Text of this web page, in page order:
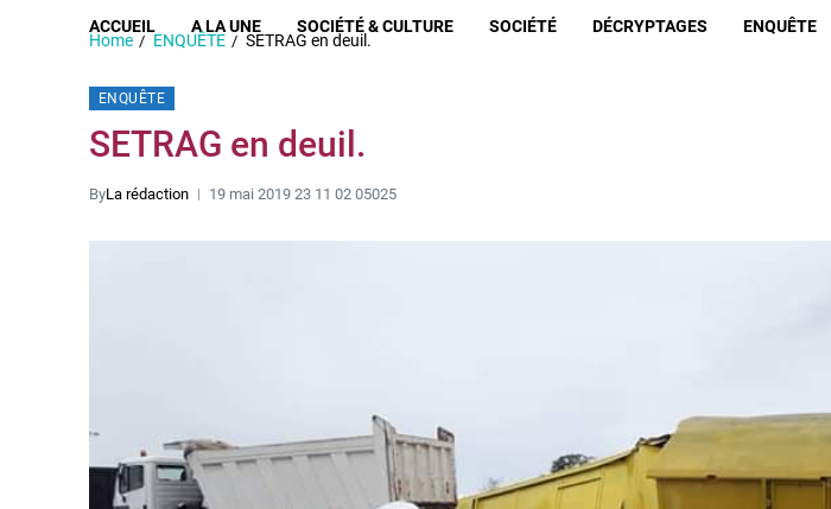
ACCUEIL A LA UNE SOCIÉTÉ & CULTURE SOCIÉTÉ DÉCRYPTAGES ENQUÊTE
Home ENQUÊTE SETRAG en deuil.
ENQUÊTE
SETRAG en deuil.
ByLa rédaction 19 mai 2019 23 11 02 05025